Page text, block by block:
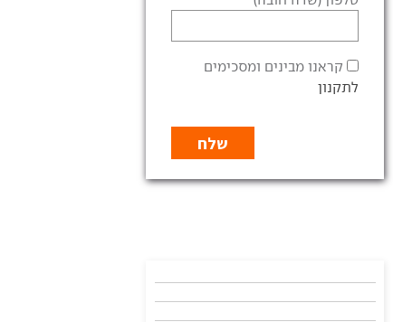
קראנו מבינים ומסכימים
לתקנון